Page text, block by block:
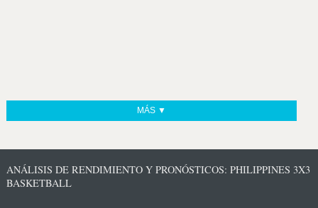
MÁS ▼
ANÁLISIS DE RENDIMIENTO Y PRONÓSTICOS: PHILIPPINES 3X3
BASKETBALL